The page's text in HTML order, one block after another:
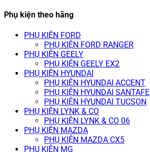
Phụ kiện theo hãng
PHỤ KIỆN FORD
PHỤ KIỆN FORD RANGER
PHỤ KIỆN GEELY
PHỤ KIỆN GEELY EX2
PHỤ KIỆN HYUNDAI
PHỤ KIỆN HYUNDAI ACCENT
PHỤ KIỆN HYUNDAI SANTAFE
PHỤ KIỆN HYUNDAI TUCSON
PHỤ KIỆN LYNK & CO
PHỤ KIỆN LYNK & CO 06
PHỤ KIỆN MAZDA
PHỤ KIỆN MAZDA CX5
PHỤ KIỆN MG